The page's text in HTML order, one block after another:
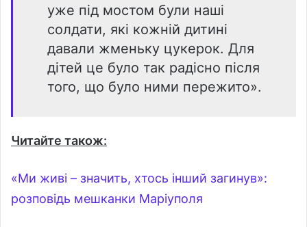
уже під мостом були наші
солдати, які кожній дитині
давали жменьку цукерок. Для
дітей це було так радісно після
того, що було ними пережито».
Читайте також:
«Ми живі – значить, хтось інший загинув»:
розповідь мешканки Маріуполя